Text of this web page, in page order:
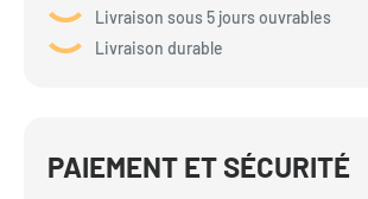
Livraison sous 5 jours ouvrables
Livraison durable
PAIEMENT ET SÉCURITÉ